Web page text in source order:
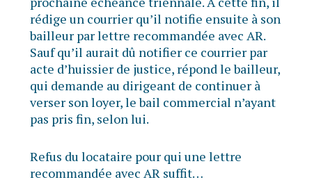
rédige un courrier qu’il notifie ensuite à son
bailleur par lettre recommandée avec AR.
Sauf qu’il aurait dû notifier ce courrier par
acte d’huissier de justice, répond le bailleur,
qui demande au dirigeant de continuer à
verser son loyer, le bail commercial n’ayant
pas pris fin, selon lui.
Refus du locataire pour qui une lettre
recommandée avec AR suffit…